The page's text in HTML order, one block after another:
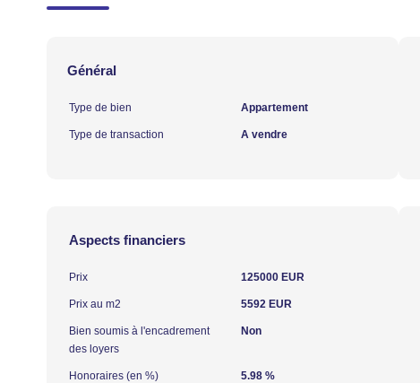
Général
Type de bien Appartement
Type de transaction A vendre
Aspects financiers
Prix 125000 EUR
Prix au m2 5592 EUR
Bien soumis à l'encadrement
des loyers
Non
Honoraires (en %) 5.98 %